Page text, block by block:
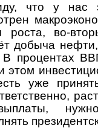
что у нас
роста, во-
добыча
В процентах
этом
уже